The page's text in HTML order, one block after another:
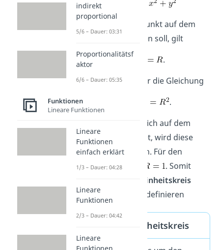
und da sich der Punkt auf dem
Kreisrand befinden soll, gilt
.
Damit erhalten wir die Gleichung
.
Jeder Punkt, der sich auf dem
Kreisrand befindet, wird diese
Gleichung erfüllen. Für den
Einheitskreis
. Somit
Einheitskreis
folgendermaßen definieren
Definition Einheitskreis
indirekt
proportional
5/6 – Dauer: 03:31
Proportionalitätsf
aktor
6/6 – Dauer: 05:35
Funktionen
Lineare Funktionen
Lineare
Funktionen
einfach erklärt
1/3 – Dauer: 04:28
Lineare
Funktionen
2/3 – Dauer: 04:42
Lineare
Funktionen